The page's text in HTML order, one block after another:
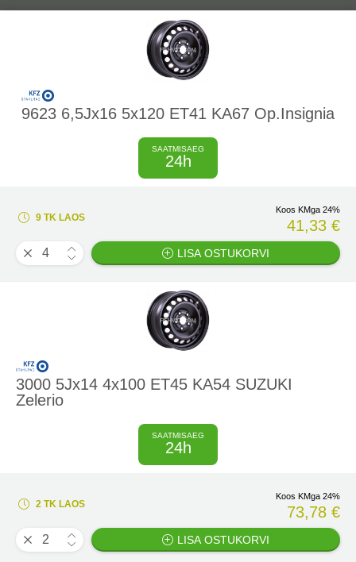
9623 6,5Jx16 5x120 ET41 KA67 Op.Insignia
SAATMISAEG
24h
9 TK LAOS
Koos KMga 24%
41,33 €
LISA OSTUKORVI
3000 5Jx14 4x100 ET45 KA54 SUZUKI
Zelerio
SAATMISAEG
24h
2 TK LAOS
Koos KMga 24%
73,78 €
LISA OSTUKORVI